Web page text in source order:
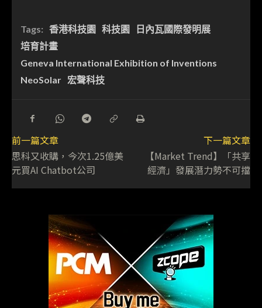
Tags: 香港科技園 科技園
日內瓦國際發明展
培育計畫
Geneva International Exhibition of Inventions
NeoSolar 宏聲科技
前一篇文章
思科又收購，今次1.25億美
元買AI Chatbot公司
下一篇文章
【Market Trend】「共享
經濟」發展潛力勢不可擋